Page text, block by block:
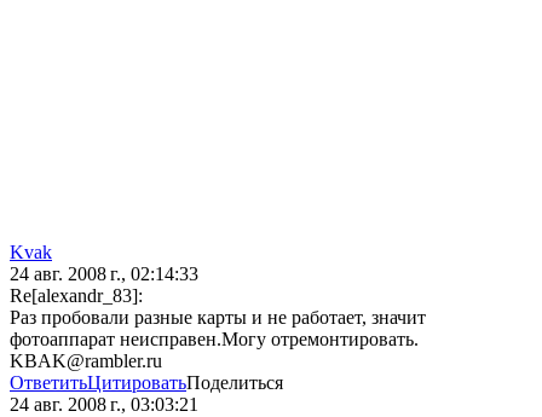
Kvak
24 авг. 2008 г., 02:14:33
Re[alexandr_83]:
Раз пробовали разные карты и не работает, значит
фотоаппарат неисправен.Могу отремонтировать.
KBAK@rambler.ru
ОтветитьЦитироватьПоделиться
24 авг. 2008 г., 03:03:21